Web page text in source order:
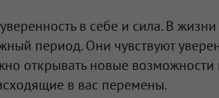
в себе и сила. В
период. Они чувствуют
открывать новые возможности
в вас перемены.